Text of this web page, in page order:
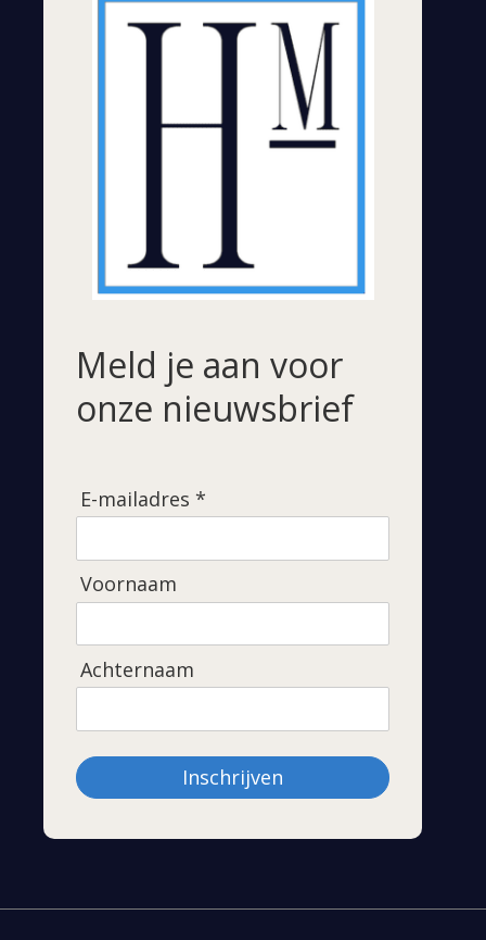
Meld je aan voor
onze nieuwsbrief
E-mailadres *
Voornaam
Achternaam
Inschrijven